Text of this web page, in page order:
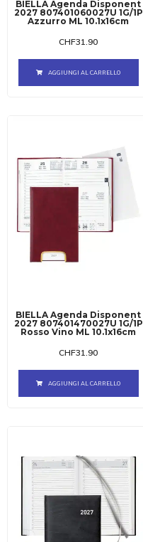
BIELLA Agenda Disponent
2027 807401060027U 1G/1P
Azzurro ML 10.1x16cm
CHF31.90
AGGIUNGI AL CARRELLO
BIELLA Agenda Disponent
2027 807401470027U 1G/1P
Rosso Vino ML 10.1x16cm
CHF31.90
AGGIUNGI AL CARRELLO